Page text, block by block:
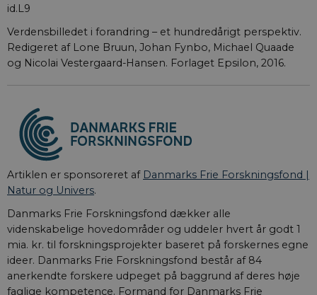
id.L9
Verdensbilledet i forandring – et hundredårigt perspektiv.
Redigeret af Lone Bruun, Johan Fynbo, Michael Quaade
og Nicolai Vestergaard-Hansen. Forlaget Epsilon, 2016.
Artiklen er sponsoreret af Danmarks Frie Forskningsfond |
Natur og Univers.
Danmarks Frie Forskningsfond dækker alle
videnskabelige hovedområder og uddeler hvert år godt 1
mia. kr. til forskningsprojekter baseret på forskernes egne
ideer. Danmarks Frie Forskningsfond består af 84
anerkendte forskere udpeget på baggrund af deres høje
faglige kompetence. Formand for Danmarks Frie